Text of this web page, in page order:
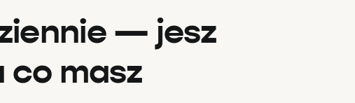
— jesz
co masz